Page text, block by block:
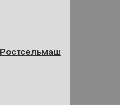
Ростсельмаш